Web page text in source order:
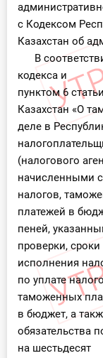
с Кодексом
Казахстан об
В
кодекса и
пунктом 6
Казахстан «О
деле в
(налогового
начисленными
налогов,
платежей в
пеней,
проверки, сроки
исполнения
по уплате
таможенных
в бюджет, а
обязательства
на шестьдесят